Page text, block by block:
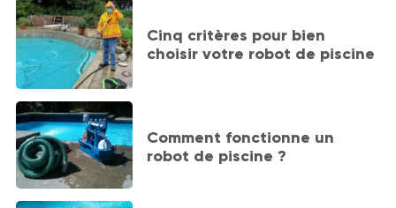
Cinq critères pour bien
choisir votre robot de piscine
Comment fonctionne un
robot de piscine ?